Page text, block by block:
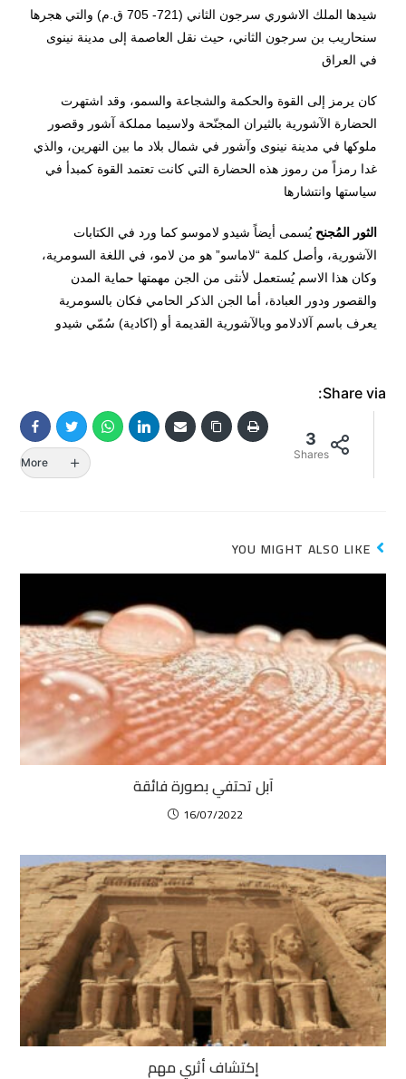
شيدها الملك الاشوري سرجون الثاني (721- 705 ق.م) والتي هجرها
سنحاريب بن سرجون الثاني، حيث نقل العاصمة إلى مدينة نينوى
في العراق
كان يرمز إلى القوة والحكمة والشجاعة والسمو، وقد اشتهرت
الحضارة الآشورية بالثيران المجنّحة ولاسيما مملكة آشور وقصور
ملوكها في مدينة نينوى وآشور في شمال بلاد ما بين النهرين، والذي
غدا رمزاً من رموز هذه الحضارة التي كانت تعتمد القوة كمبدأ في
سياستها وانتشارها
الثور المُجنح يُسمى أيضاً شيدو لاموسو كما ورد في الكتابات
الآشورية، وأصل كلمة “لاماسو” هو من لامو، في اللغة السومرية،
وكان هذا الاسم يُستعمل لأنثى من الجن مهمتها حماية المدن
والقصور ودور العبادة، أما الجن الذكر الحامي فكان بالسومرية
يعرف باسم آلادلامو وبالآشورية القديمة أو (اكادية) سُمّي شيدو
Share via:
3
Shares
More
YOU MIGHT ALSO LIKE
آبل تحتفي بصورة فائقة
16/07/2022
إكتشاف أثري مهم